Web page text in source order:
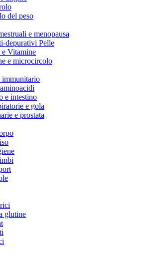
del peso
e menopausa
depurativi Pelle
e Vitamine
e microcircolo
immunitario
e intestino
e gola
e prostata
glutine